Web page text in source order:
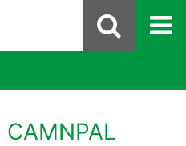
CAMNPAL